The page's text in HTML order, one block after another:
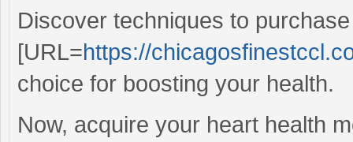
Discover techniques to purchase
[URL=https://
choice for boosting your health.
Now, acquire your heart health